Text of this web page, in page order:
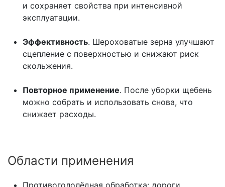
и сохраняет свойства при интенсивной
эксплуатации.
Эффективность. Шероховатые зерна улучшают
сцепление с поверхностью и снижают риск
скольжения.
Повторное применение. После уборки щебень
можно собрать и использовать снова, что
снижает расходы.
Области применения